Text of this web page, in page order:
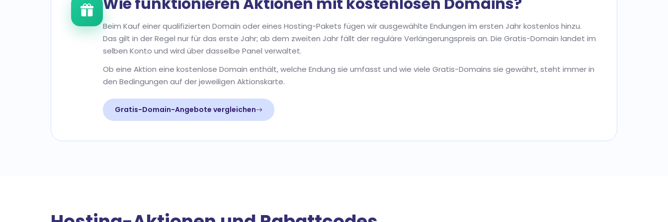
Beim Kauf einer qualifizierten Domain oder eines Hosting-Pakets fügen wir ausgewählte Endungen im ersten Jahr kostenlos hinzu.
Das gilt in der Regel nur für das erste Jahr; ab dem zweiten Jahr fällt der reguläre Verlängerungspreis an. Die Gratis-Domain landet im
selben Konto und wird über dasselbe Panel verwaltet.
Ob eine Aktion eine kostenlose Domain enthält, welche Endung sie umfasst und wie viele Gratis-Domains sie gewährt, steht immer in
den Bedingungen auf der jeweiligen Aktionskarte.
Gratis-Domain-Angebote vergleichen